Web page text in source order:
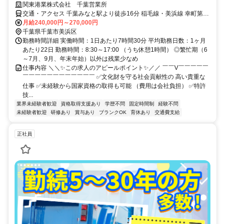
関東港業株式会社 千葉営業所
交通・アクセス 千葉みなと駅より徒歩16分 稲毛線・美浜線 幸町第二
バス停より徒歩6分
月給240,000円～270,000円
千葉県千葉市美浜区
勤務時間詳細 実働時間：1日あたり7時間30分 平均勤務日数：1ヶ月
あたり22日 勤務時間：8:30～17:00 （うち休憩1時間） ◎繁忙期（6
～7月、9月、年末年始）以外は残業少なめ
仕事内容 ＼＼✨この求人のアピールポイント✨／／ ￣￣V￣￣￣￣￣
￣￣￣￣￣￣￣￣￣￣￣￣ ✅文化財を守る社会貢献性の 高い貴重な
仕事 ✅未経験から国家資格の取得も可能 （費用は会社負担） ✅特許
技...
業界未経験者歓迎 資格取得支援あり 学歴不問 固定時間制
経験不問
未経験者歓迎
研修あり 賞与あり ブランクOK 育休あり 交通費支給
正社員